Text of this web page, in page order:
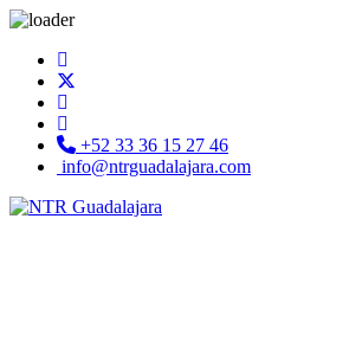
+52 33 36 15 27 46
info@ntrguadalajara.com